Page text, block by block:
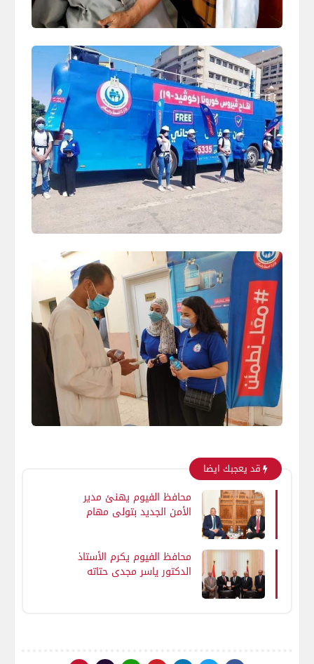
قد يعجبك ايضا
محافظ الفيوم يهنئ مدير
الأمن الجديد بتولي مهام
محافظ الفيوم يكرم الأستاذ
الدكتور ياسر مجدي حتاته